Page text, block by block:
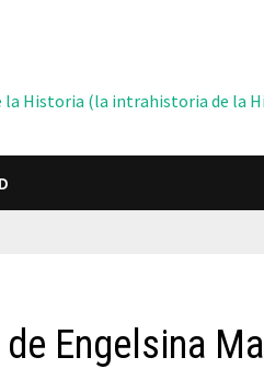
la Historia (la intrahistoria de la
Engelsina